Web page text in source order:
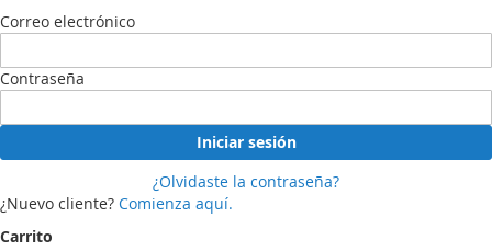
Correo electrónico
Contraseña
Iniciar sesión
¿Olvidaste la contraseña?
¿Nuevo cliente? Comienza aquí.
Carrito